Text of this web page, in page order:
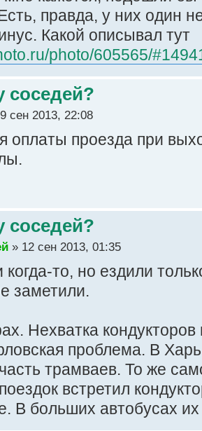
правда, у них один
Какой описывал тут
photo/605565/
соседей?
сен 2013, 22:08
оплаты проезда при
соседей?
» 12 сен 2013, 01:35
то, но ездили
заметили.
Нехватка
проблема. В
трамваев. То же
встретил
В больших автобусах